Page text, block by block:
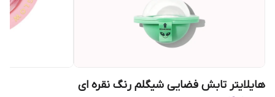
هایلایتر تابش فضایی شیگلم رنگ نقره ای